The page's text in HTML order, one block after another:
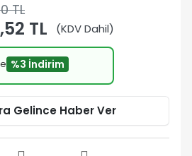
TL
TL (KDV Dahil)
%3 İndirim
Gelince Haber Ver